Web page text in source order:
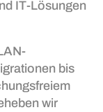
IT-Lösungen
bis
wir